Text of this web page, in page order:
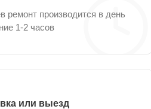
ремонт производится в день
1-2 часов
или выезд